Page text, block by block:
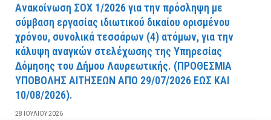
Ανακοίνωση ΣΟΧ 1/2026 για την πρόσληψη με
σύμβαση εργασίας ιδιωτικού δικαίου ορισμένου
χρόνου, συνολικά τεσσάρων (4) ατόμων, για την
κάλυψη αναγκών στελέχωσης της Υπηρεσίας
Δόμησης του Δήμου Λαυρεωτικής. (ΠPOΘEΣMIA
YΠOBOΛHΣ AITHΣEΩN AΠO 29/07/2026 EΩΣ KAI
10/08/2026).
28 ΙΟΥΛΊΟΥ 2026